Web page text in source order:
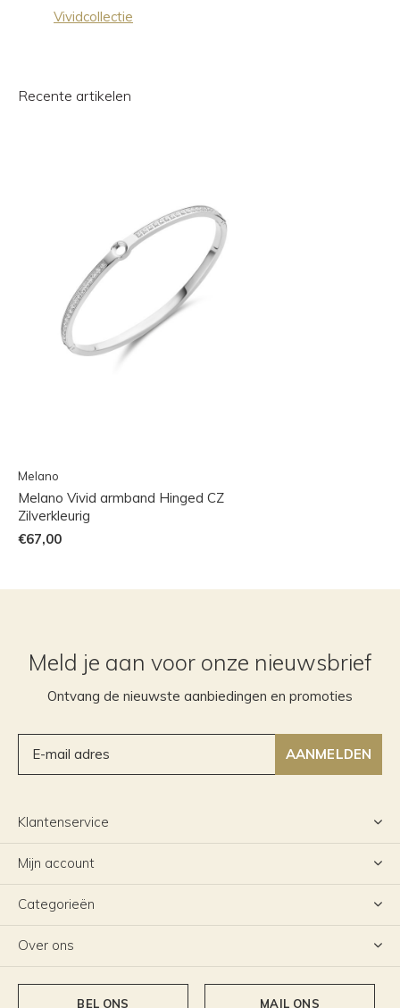
Vividcollectie
Recente artikelen
Melano
Melano Vivid armband Hinged CZ
Zilverkleurig
€67,00
Meld je aan voor onze nieuwsbrief
Ontvang de nieuwste aanbiedingen en promoties
AANMELDEN
Klantenservice
Mijn account
Categorieën
Over ons
BEL ONS MAIL ONS